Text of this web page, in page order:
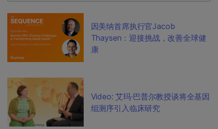
因美纳首席执行官Jacob
Thaysen：迎接挑战，改善全球健
康
Video: 艾玛·巴普尔教授谈将全基因
组测序引入临床研究